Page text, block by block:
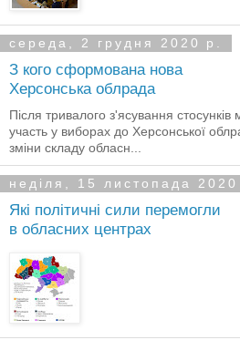
середа, 2 грудня 2020 р.
З кого сформована нова
Херсонська облрада
Після тривалого з'ясування стосунків
участь у виборах до Херсонської
зміни складу обласн...
неділя, 15 листопада 2020
Які політичні сили перемогли
в обласних центрах